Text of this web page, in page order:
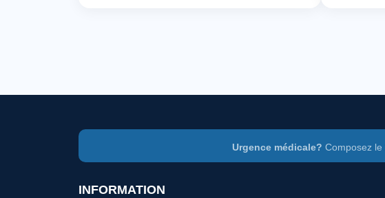
Urgence médicale? Composez le
INFORMATION